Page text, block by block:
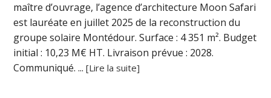
maître d’ouvrage, l’agence d’architecture Moon Safari
est lauréate en juillet 2025 de la reconstruction du
groupe solaire Montédour. Surface : 4 351 m². Budget
initial : 10,23 M€ HT. Livraison prévue : 2028.
Communiqué. ...[Lire la suite]